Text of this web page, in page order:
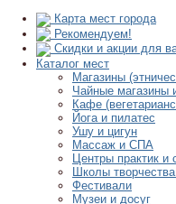
Карта мест города
Рекомендуем!
Скидки и акции для
Каталог мест
Магазины
Чайные магазины
Кафе
Йога и пилатес
Ушу и цигун
Массаж и СПА
Центры практик и
Школы
Фестивали
Музеи и досуг